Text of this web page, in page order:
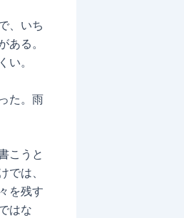
、いち
る。
。
た。雨
こうと
は、
を残す
はな